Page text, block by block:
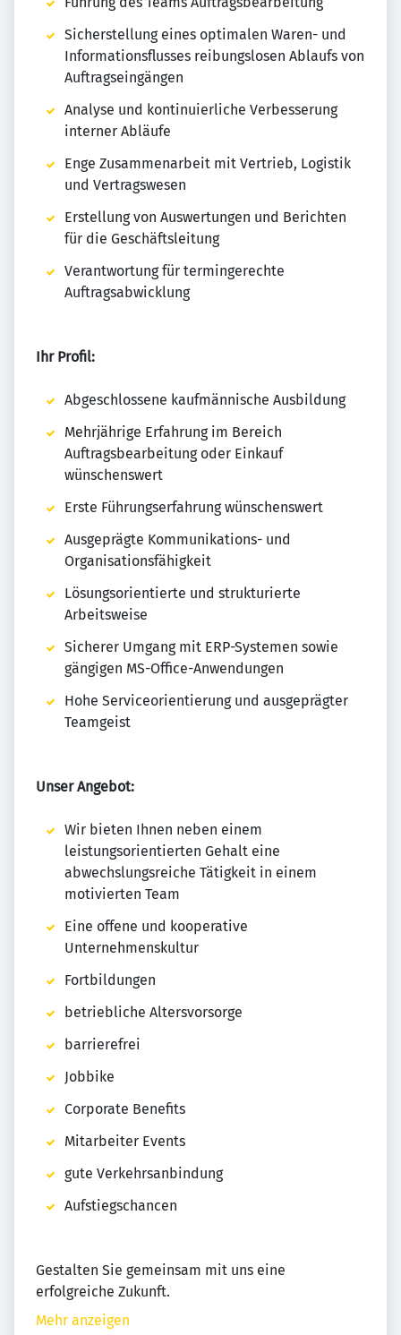
Sicherstellung eines optimalen Waren- und
Informationsflusses reibungslosen Ablaufs von
Auftragseingängen
Analyse und kontinuierliche Verbesserung
interner Abläufe
Enge Zusammenarbeit mit Vertrieb, Logistik
und Vertragswesen
Erstellung von Auswertungen und Berichten
für die Geschäftsleitung
Verantwortung für termingerechte
Auftragsabwicklung
Ihr Profil:
Abgeschlossene kaufmännische Ausbildung
Mehrjährige Erfahrung im Bereich
Auftragsbearbeitung oder Einkauf
wünschenswert
Erste Führungserfahrung wünschenswert
Ausgeprägte Kommunikations- und
Organisationsfähigkeit
Lösungsorientierte und strukturierte
Arbeitsweise
Sicherer Umgang mit ERP-Systemen sowie
gängigen MS-Office-Anwendungen
Hohe Serviceorientierung und ausgeprägter
Teamgeist
Unser Angebot:
Wir bieten Ihnen neben einem
leistungsorientierten Gehalt eine
abwechslungsreiche Tätigkeit in einem
motivierten Team
Eine offene und kooperative
Unternehmenskultur
Fortbildungen
betriebliche Altersvorsorge
barrierefrei
Jobbike
Corporate Benefits
Mitarbeiter Events
gute Verkehrsanbindung
Aufstiegschancen
Gestalten Sie gemeinsam mit uns eine
erfolgreiche Zukunft.
Mehr anzeigen